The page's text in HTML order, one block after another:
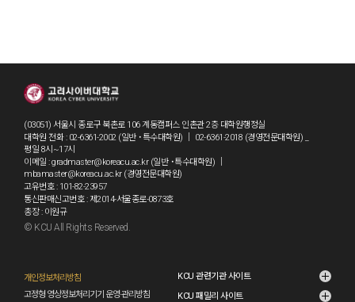
(03051) 서울시 종로구 북촌로 106 계동캠퍼스 인촌관 2층 대학원행정실
대학원 전화 : 02-6361-2002 (일반 ˙특수대학원) ｜ 02-6361-2018 (경영전문대학원) _
평일 8시~17시
이메일 : gradmaster@koreacu.ac.kr (일반 ˙특수대학원) ｜
mbamaster@koreacu.ac.kr (경영전문대학원)
고유번호 : 101-82-23957
통신판매신고번호 : 제2014-서울종로-0873호
총장 : 이원규
© KCU All Rights Reserved.
개인정보처리방침
고정형 영상정보처리기기 운영·관리방침
KCU 관련기관 사이트
KCU 패밀리 사이트